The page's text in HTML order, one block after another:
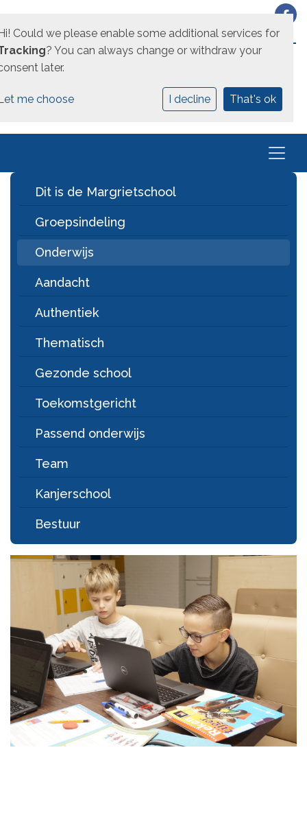
EEN UNICOZ SCHOOL
Dit is de Margrietschool
Groepsindeling
Onderwijs
Aandacht
Authentiek
Thematisch
Gezonde school
Toekomstgericht
Passend onderwijs
Team
Kanjerschool
Bestuur
Could we please enable some additional services for
? You can always change or withdraw your
later.
me choose I decline That's ok